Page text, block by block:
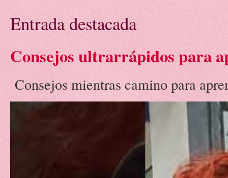
Entrada destacada
Consejos ultrarrápidos para
Consejos mientras camino para